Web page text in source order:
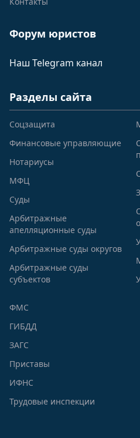
Форум юристов
Наш Telegram канал
Разделы сайта
Соцзащита
Финансовые управляющие
Нотариусы
МФЦ
Суды
Арбитражные
апелляционные суды
Арбитражные суды округов
Арбитражные суды
субъектов
ФМС
ГИБДД
ЗАГС
Приставы
ИФНС
Трудовые инспекции